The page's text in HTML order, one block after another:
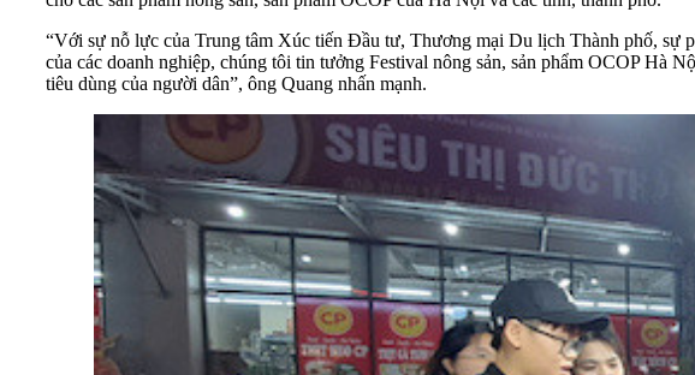
“Với sự nỗ lực của Trung tâm Xúc tiến Đầu tư, Thương mại Du lịch Thành phố,
của các doanh nghiệp, chúng tôi tin tưởng Festival nông sản, sản phẩm OCOP Hà
tiêu dùng của người dân”, ông Quang nhấn mạnh.